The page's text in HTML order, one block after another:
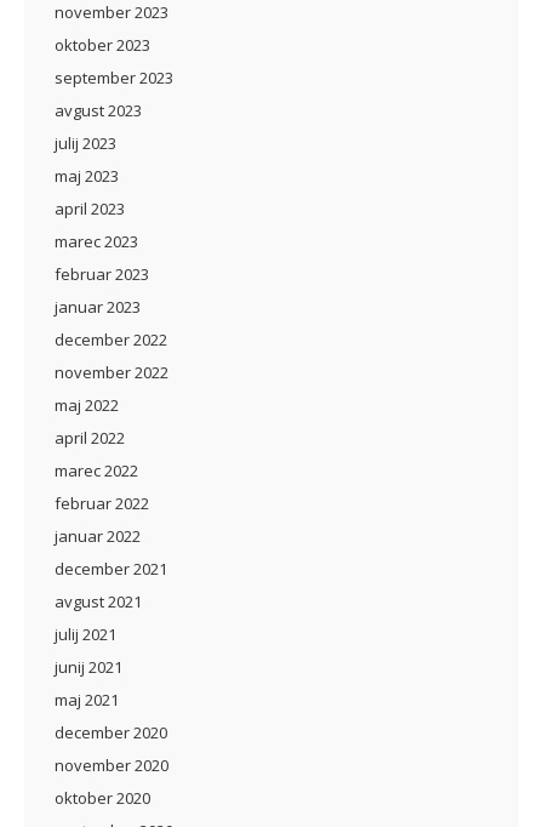
november 2023
oktober 2023
september 2023
avgust 2023
julij 2023
maj 2023
april 2023
marec 2023
februar 2023
januar 2023
december 2022
november 2022
maj 2022
april 2022
marec 2022
februar 2022
januar 2022
december 2021
avgust 2021
julij 2021
junij 2021
maj 2021
december 2020
november 2020
oktober 2020